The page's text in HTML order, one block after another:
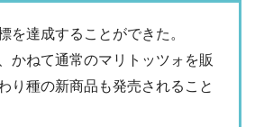
を達成することができた。
かねて通常のマリトッツォを販
り種の新商品も発売されること